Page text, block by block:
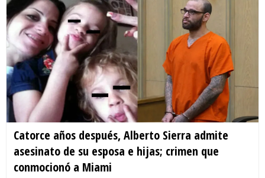
Catorce años después, Alberto Sierra admite
asesinato de su esposa e hijas; crimen que
conmocionó a Miami